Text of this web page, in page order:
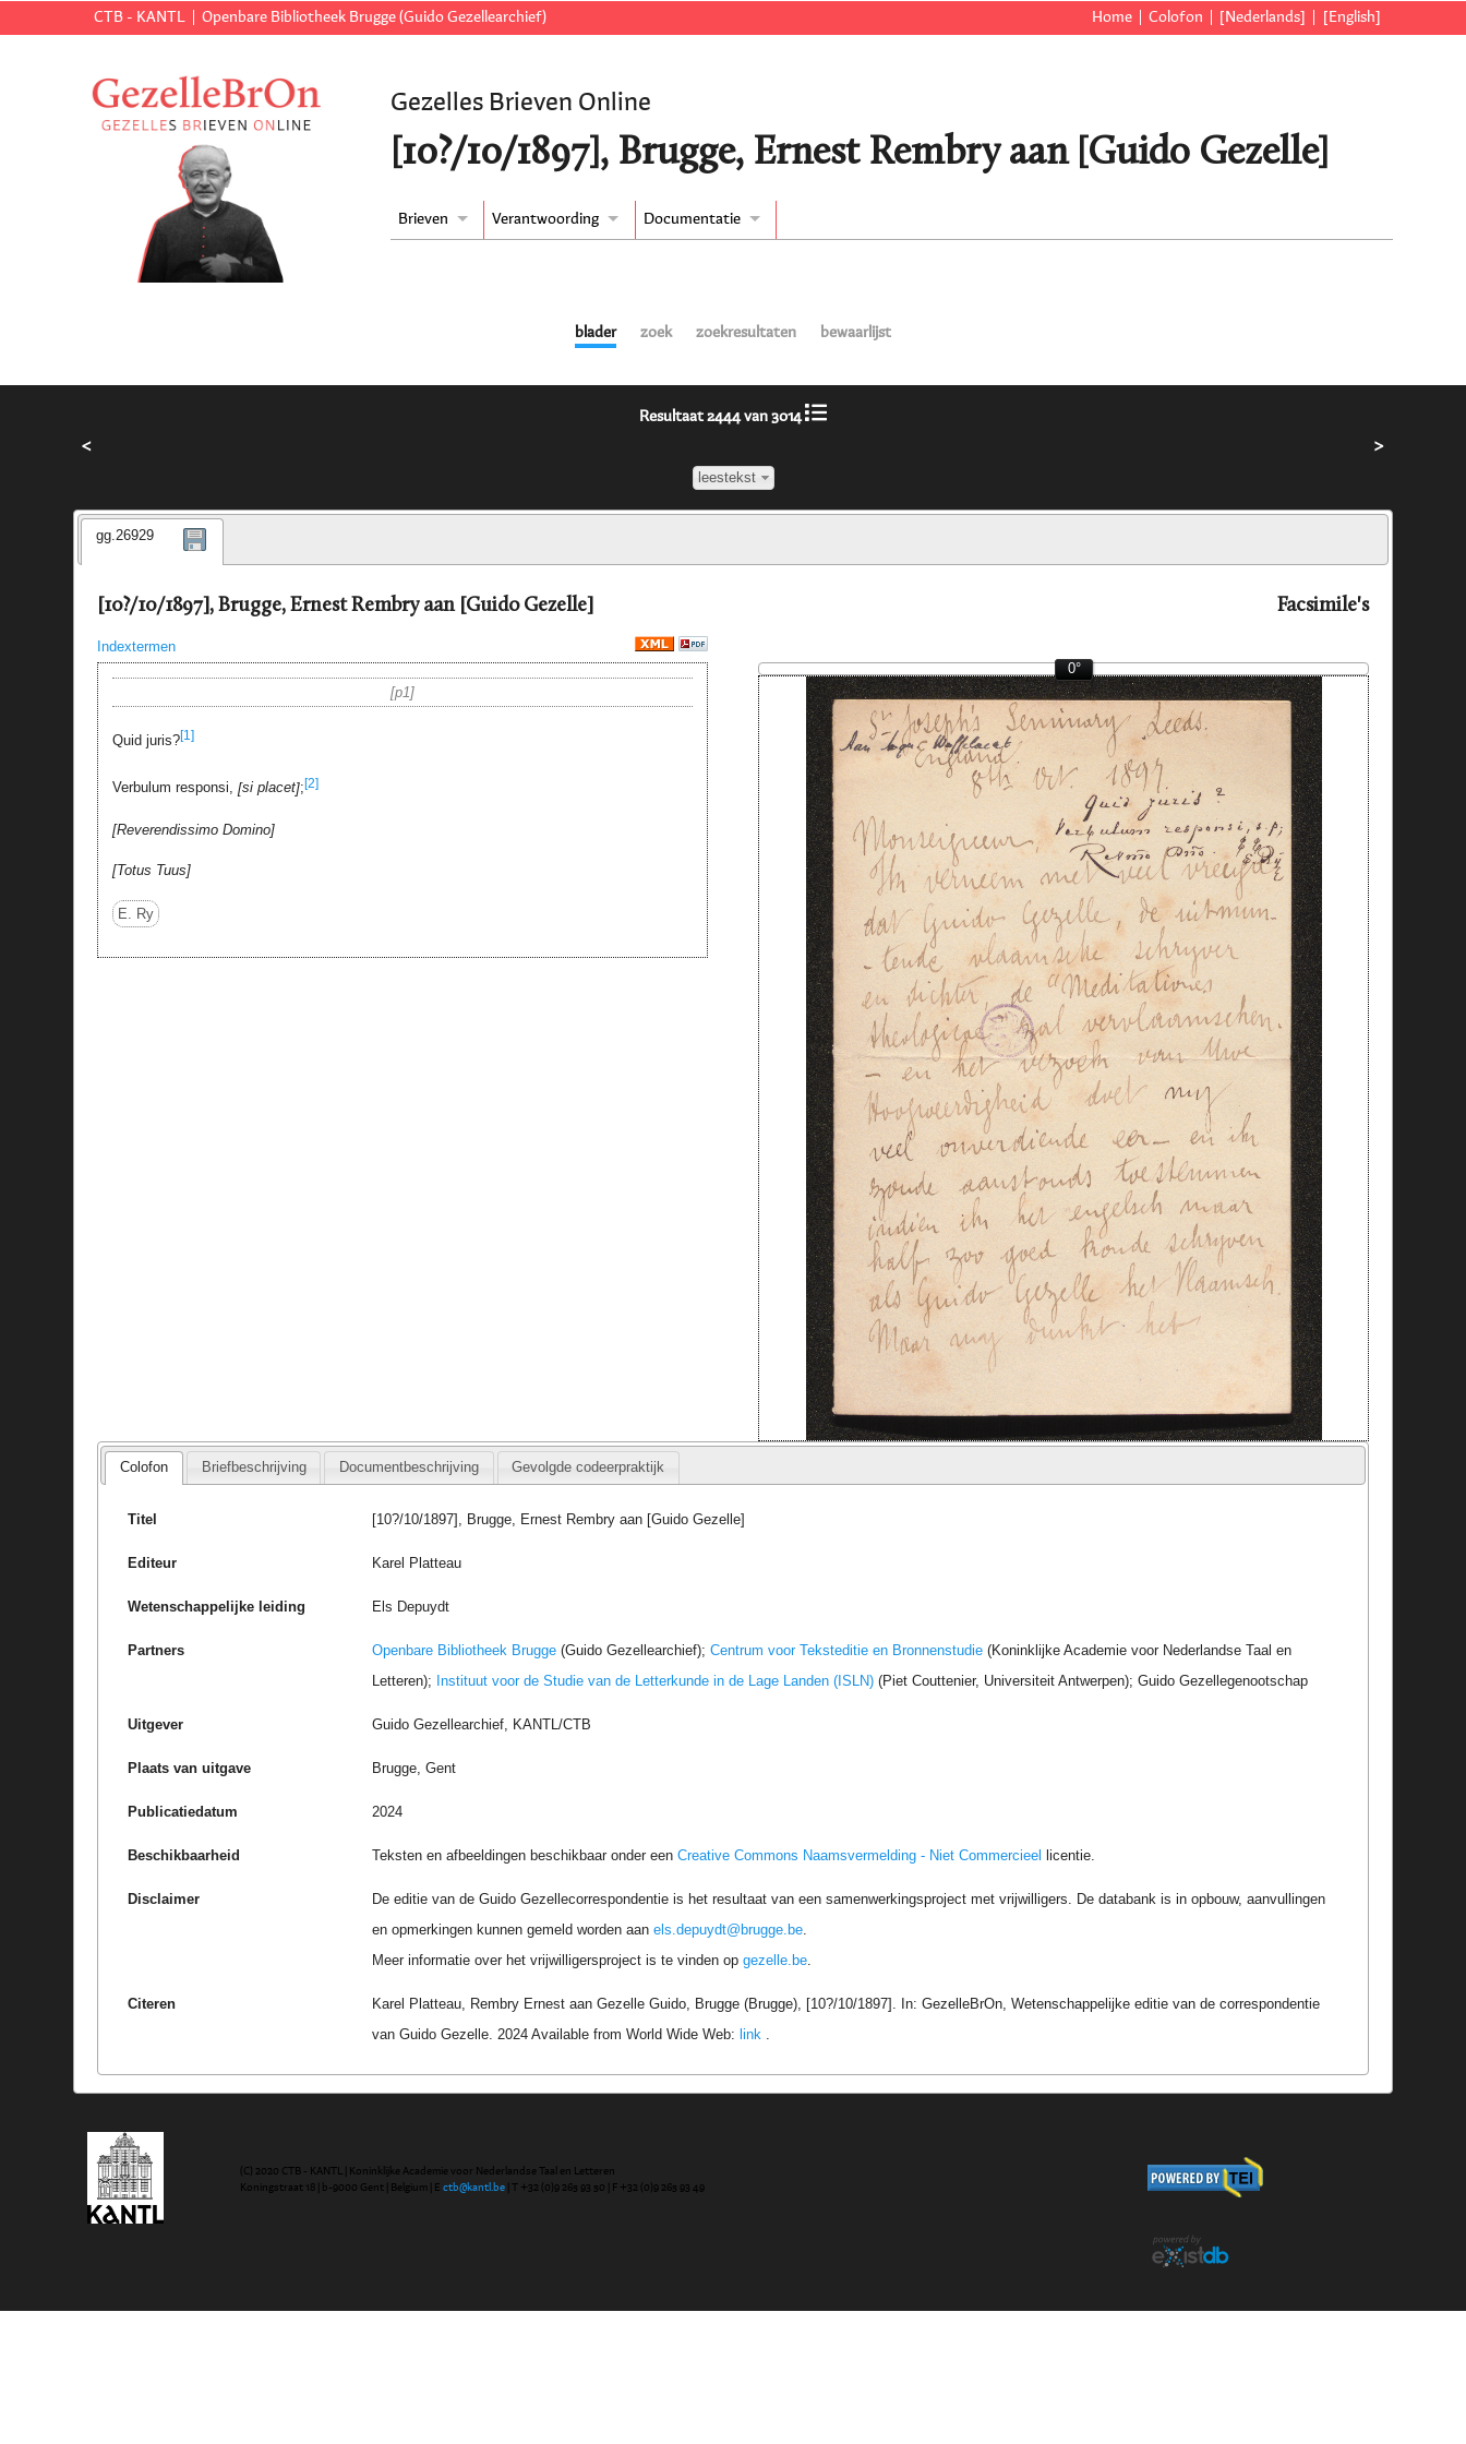
CTB - KANTL Openbare Bibliotheek Brugge (Guido Gezellearchief) Home Colofon [Nederlands] [English]
Gezelles Brieven Online
[10?/10/1897], Brugge, Ernest Rembry aan [Guido Gezelle]
Brieven Verantwoording Documentatie
blader zoek zoekresultaten bewaarlijst
<
Resultaat 2444 van 3014
leestekst
>
gg.26929
[10?/10/1897], Brugge, Ernest Rembry aan [Guido Gezelle]
Indextermen
Facsimile's
p1
Quid juris?[1]
Verbulum responsi, si placet ;[2]
Reverendissimo Domino
Totus Tuus
E. Ry
0°
Colofon Briefbeschrijving Documentbeschrijving Gevolgde codeerpraktijk
Titel [10?/10/1897], Brugge, Ernest Rembry aan [Guido Gezelle]
Editeur Karel Platteau
Wetenschappelijke leiding Els Depuydt
Partners Openbare Bibliotheek Brugge (Guido Gezellearchief);Centrum voor Teksteditie en Bronnenstudie (Koninklijke Academie voor Nederlandse Taal en
Letteren); Instituut voor de Studie van de Letterkunde in de Lage Landen (ISLN) (Piet Couttenier, Universiteit Antwerpen); Guido Gezellegenootschap
Uitgever Guido Gezellearchief, KANTL/CTB
Plaats van uitgave Brugge, Gent
Publicatiedatum 2024
Beschikbaarheid Teksten en afbeeldingen beschikbaar onder eenCreative Commons Naamsvermelding - Niet Commercieel licentie.
Disclaimer
De editie van de Guido Gezellecorrespondentie is het resultaat van een samenwerkingsproject met vrijwilligers. De databank is in opbouw, aanvullingen
en opmerkingen kunnen gemeld worden aanels.depuydt@brugge.be.
Meer informatie over het vrijwilligersproject is te vinden opgezelle.be.
Citeren
Karel Platteau, Rembry Ernest aan Gezelle Guido, Brugge (Brugge), [10?/10/1897]. In: GezelleBrOn, Wetenschappelijke editie van de correspondentie
van Guido Gezelle. 2024 Available from World Wide Web: link .
(C) 2020 CTB - KANTL | Koninklijke Academie voor Nederlandse Taal en Letteren
Koningstraat 18 | b-9000 Gent | Belgium | Ectb@kantl.be | T +32 (0)9 265 93 50 | F +32 (0)9 265 93 49